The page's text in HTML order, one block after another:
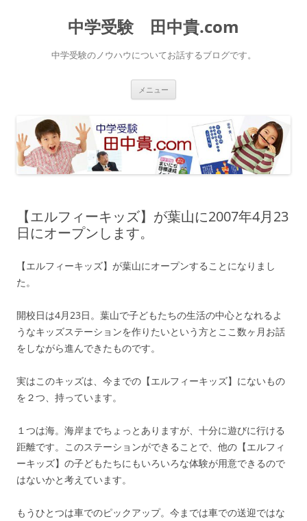
中学受験 田中貴.com
中学受験のノウハウについてお話するブログです。
メニュー
ス
キ
ッ
プ
【エルフィーキッズ】が葉山に2007年4月23
日にオープンします。
【エルフィーキッズ】が葉山にオープンすることになりまし
た。
開校日は4月23日。葉山で子どもたちの生活の中心となれるよ
うなキッズステーションを作りたいという方とここ数ヶ月お話
をしながら進んできたものです。
実はこのキッズは、今までの【エルフィーキッズ】にないもの
を２つ、持っています。
１つは海。海岸までちょっとありますが、十分に遊びに行ける
距離です。このステーションができることで、他の【エルフィ
ーキッズ】の子どもたちにもいろいろな体験が用意できるので
はないかと考えています。
もうひとつは車でのピックアップ。今までは車での送迎ではな